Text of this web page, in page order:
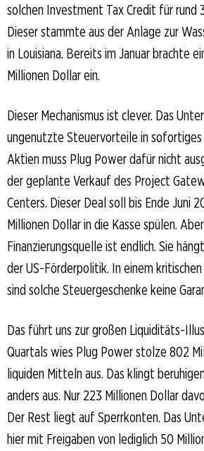
solchen Investment Tax Credit für rund
Dieser stammte aus der Anlage zur
in Louisiana. Bereits im Januar brachte
Millionen Dollar ein.
Dieser Mechanismus ist clever. Das
ungenutzte Steuervorteile in sofortiges
Aktien muss Plug Power dafür nicht
der geplante Verkauf des Project
Centers. Dieser Deal soll bis Ende Juni
Millionen Dollar in die Kasse spülen.
Finanzierungsquelle ist endlich. Sie
der US-Förderpolitik. In einem
sind solche Steuergeschenke keine
Das führt uns zur großen Liquiditäts-
Quartals wies Plug Power stolze 802
liquiden Mitteln aus. Das klingt
anders aus. Nur 223 Millionen Dollar
Der Rest liegt auf Sperrkonten. Das
hier mit Freigaben von lediglich 50